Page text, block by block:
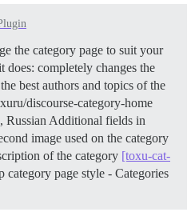
the category page to suit your
completely changes the
best authors and topics of the
discourse-category-home
Russian Additional fields in
image used on the category
of the category [toxu-cat-
category page style - Categories